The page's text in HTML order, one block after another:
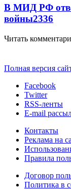
В МИД РФ
войны2336
Читать
Полная версия
Facebook
Twitter
RSS-ленты
E-mail
Контакты
Реклама на
Правила
Договор
Политика в